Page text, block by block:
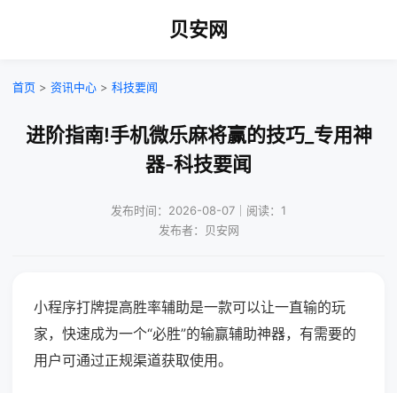
贝安网
首页 > 资讯中心 > 科技要闻
进阶指南!手机微乐麻将赢的技巧_专用神
器-科技要闻
发布时间：2026-08-07｜阅读：1
发布者：贝安网
小程序打牌提高胜率辅助是一款可以让一直输的玩
家，快速成为一个“必胜”的输赢辅助神器，有需要的
用户可通过正规渠道获取使用。